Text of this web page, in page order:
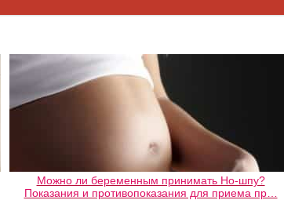
Можно ли беременным принимать Но-шпу?
Показания и противопоказания для приема пр…